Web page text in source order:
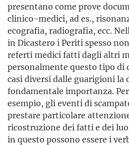
presentano come prove
clinico-medici, ad es.,
ecografia, radiografia, ecc.
in Dicastero i Periti spesso
referti medici fatti dagli altri
personalmente questo tipo di
casi diversi dalle guarigioni la
fondamentale importanza.
esempio, gli eventi di
prestare particolare
ricostruzione dei fatti e dei
in questo possono essere i